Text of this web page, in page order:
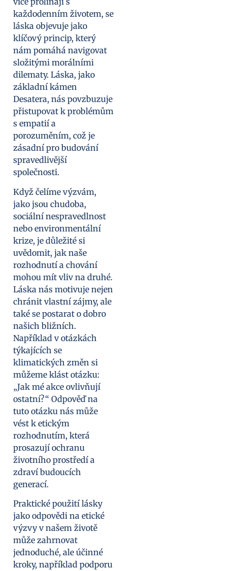
každodenním životem, se
láska objevuje jako
klíčový princip, který
nám pomáhá navigovat
složitými morálními
dilematy. Láska, jako
základní kámen
Desatera, nás povzbuzuje
přistupovat k problémům
s empatií a
porozuměním, což je
zásadní pro budování
spravedlivější
společnosti.
Když čelíme výzvám,
jako jsou chudoba,
sociální nespravedlnost
nebo environmentální
krize, je důležité si
uvědomit, jak naše
rozhodnutí a chování
mohou mít vliv na druhé.
Láska nás motivuje nejen
chránit vlastní zájmy, ale
také se postarat o dobro
našich bližních.
Například v otázkách
týkajících se
klimatických změn si
můžeme klást otázku:
„Jak mé akce ovlivňují
ostatní?“ Odpověď na
tuto otázku nás může
vést k etickým
rozhodnutím, která
prosazují ochranu
životního prostředí a
zdraví budoucích
generací.
Praktické použití lásky
jako odpovědi na etické
výzvy v našem životě
může zahrnovat
jednoduché, ale účinné
kroky, například podporu